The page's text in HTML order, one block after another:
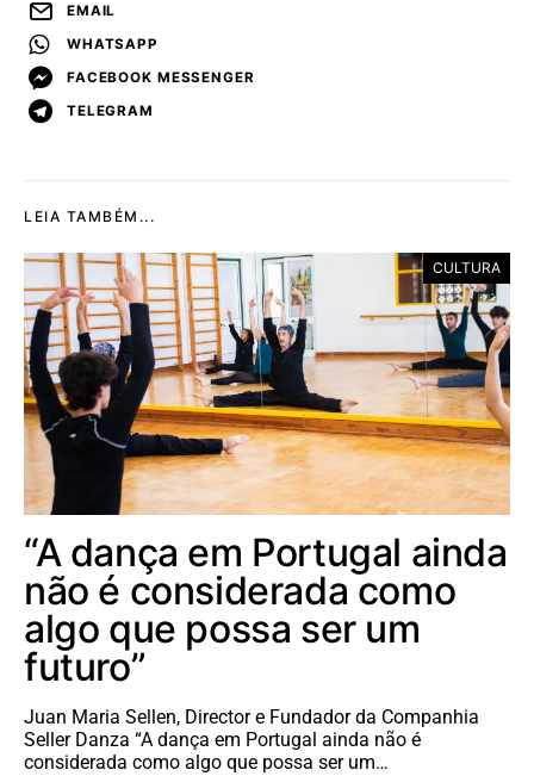
EMAIL
WHATSAPP
FACEBOOK MESSENGER
TELEGRAM
LEIA TAMBÉM...
CULTURA
“A dança em Portugal ainda
não é considerada como
algo que possa ser um
futuro”
Juan Maria Sellen, Director e Fundador da Companhia
Seller Danza “A dança em Portugal ainda não é
considerada como algo que possa ser um…